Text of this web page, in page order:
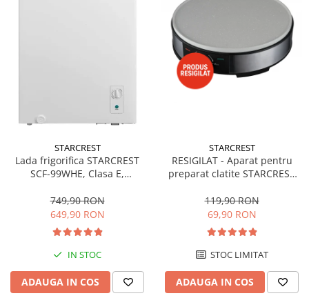
STARCREST
Lada frigorifica STARCREST
SCF-99WHE, Clasa E,
convertibil - functie frigider,
Termostat reglabil, Alb
749,90 RON
649,90 RON
IN STOC
ADAUGA IN COS
STARCREST
RESIGILAT - Aparat pentru
preparat clatite STARCREST
invelis ceramic antiaderent,
30 cm, Inox / Negru
119,90 RON
69,90 RON
STOC LIMITAT
ADAUGA IN COS